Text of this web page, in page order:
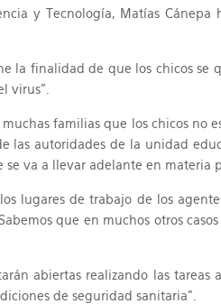
y Tecnología, Matías
la finalidad de que los chicos
virus”.
familias que los chicos no
las autoridades de la unidad
va a llevar adelante en
lugares de trabajo de los
que en muchos otros
abiertas realizando las
de seguridad sanitaria”.